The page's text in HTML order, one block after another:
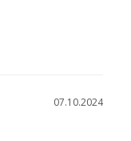
07.10.2024